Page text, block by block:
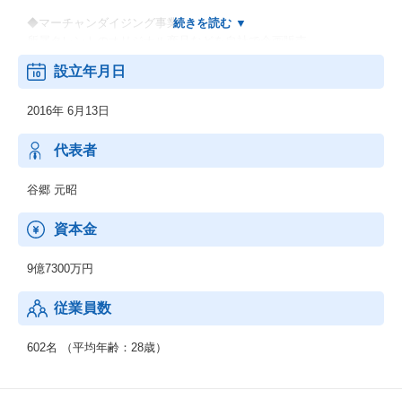
◆マーチャンダイジング事業
また他社へのライセンスやイベントでの物販催事
所属タレントが出演する音楽ライブをVR・ARのテクノロジーを活
用しライブ形式で展開
設立年月日
2016年 6月13日
代表者
谷郷 元昭
資本金
9億7300万円
従業員数
602名 （平均年齢：28歳）